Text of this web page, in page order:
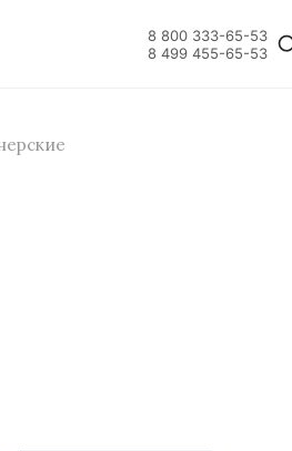
8 800 333-65-53
8 499 455-65-53